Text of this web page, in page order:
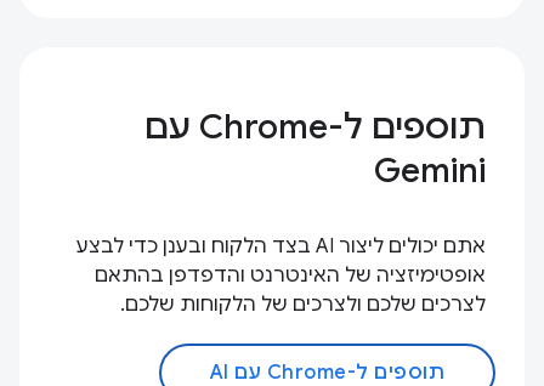
תוספים ל-Chrome עם
Gemini
אתם יכולים ליצור AI בצד הלקוח ובענן כדי לבצע
אופטימיזציה של האינטרנט והדפדפן בהתאם
לצרכים שלכם ולצרכים של הלקוחות שלכם.
תוספים ל-Chrome עם AI